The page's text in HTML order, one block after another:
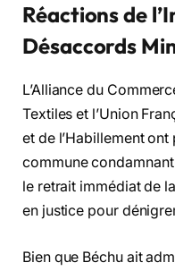
Réactions de
Désaccords
L’Alliance du
Textiles et l’Union
et de l’Habillement
commune
le retrait immédiat de
en justice pour
Bien que Béchu ait